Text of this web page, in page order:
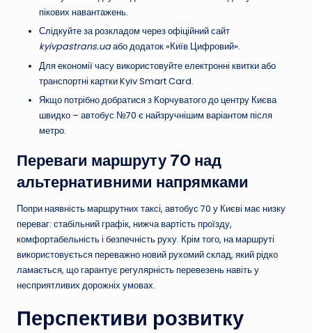
пікових навантажень.
Слідкуйте за розкладом через офіційний сайт
kyivpastrans.uaабо додаток «Київ Цифровий».
Для економії часу використовуйте електронні квитки або
транспортні картки Kyiv Smart Card.
Якщо потрібно добратися з Корчуватого до центру Києва
швидко – автобус №70 є найзручнішим варіантом після
метро.
Переваги маршруту 70 над
альтернативними напрямками
Попри наявність маршрутних таксі, автобус 70 у Києві має низку
переваг: стабільний графік, нижча вартість проїзду,
комфортабельність і безпечність руху. Крім того, на маршруті
використовується переважно новий рухомий склад, який рідко
ламається, що гарантує регулярність перевезень навіть у
несприятливих дорожніх умовах.
Перспективи розвитку